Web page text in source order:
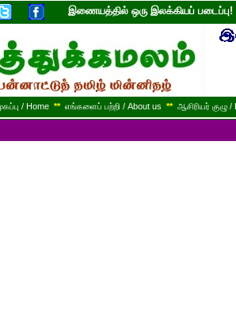
இணையத்தில் ஒரு இலக்கியப்
/ Home ** எங்களைப் பற்றி / About us ** ஆசிரியர் குழு